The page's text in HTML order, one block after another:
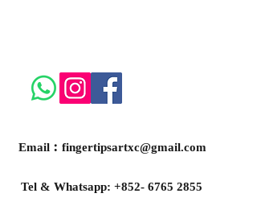
Email︰ fingertipsartxc@gmail.com
Tel & Whatsapp: +852- 6765 2855